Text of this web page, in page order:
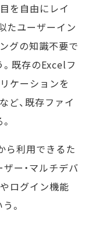
を自由にレイ
たユーザーイン
グの知識不要で
既存のExcelフ
ケーションを
ど、既存ファイ
ら利用できるた
ー・マルチデバ
ログイン機能
。